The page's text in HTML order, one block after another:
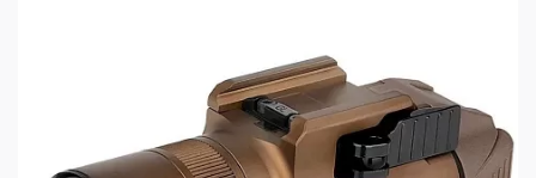
Тюнинг оружия и ЗИП